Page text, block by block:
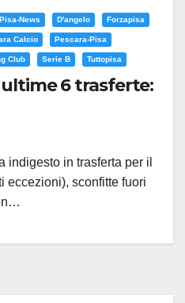
Pisa-News D'angelo Forzapisa
Calcio Pescara-Pisa
Club Serie B Tuttopisa
6 trasferte:
in trasferta per il
eccezioni), sconfitte fuori